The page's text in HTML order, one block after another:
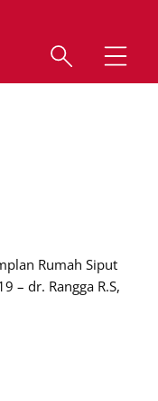
Rumah Siput
– dr. Rangga R.S,